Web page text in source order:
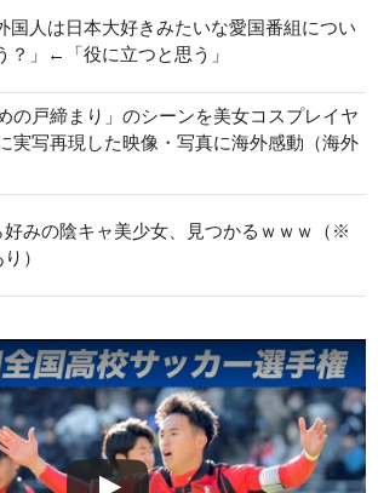
国人は日本大好きみたいな愛国番組につい
？」←「役に立つと思う」
の戸締まり」のシーンを美女コスプレイヤ
実写再現した映像・写真に海外感動（海外
好みの陰キャ美少女、見つかるｗｗｗ（※
）